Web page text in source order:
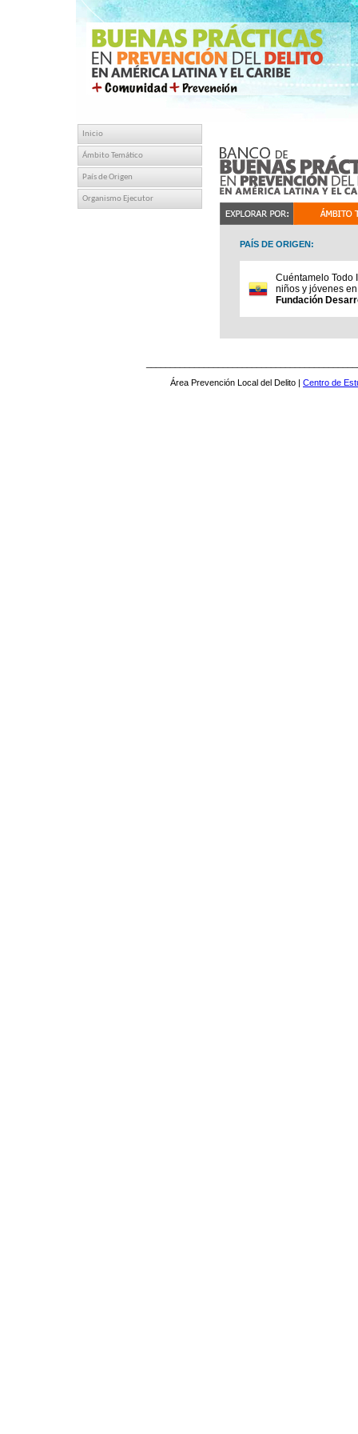
Inicio
Ámbito Temático
País de Origen
Organismo Ejecutor
PAÍS DE ORIGEN:
Cuéntamelo Todo
niños y jóvenes
Fundación
Área Prevención Local del Delito | Centro de